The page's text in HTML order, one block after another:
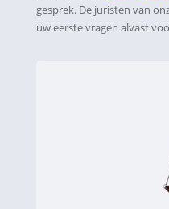
gesprek. De juristen van
uw eerste vragen alvast